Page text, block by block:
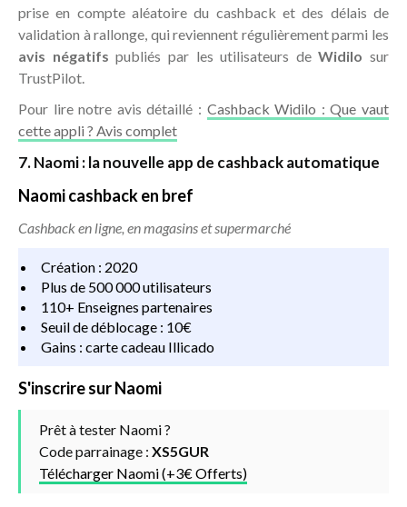
prise en compte aléatoire du cashback et des délais de
validation à rallonge, qui reviennent régulièrement parmi les
avis négatifs publiés par les utilisateurs deWidilo sur
TrustPilot.
Pour lire notre avis détaillé : Cashback Widilo : Que vaut
cette appli ? Avis complet
7. Naomi : la nouvelle app de cashback automatique
Naomi cashback en bref
Cashback en ligne, en magasins et supermarché
Création : 2020
Plus de 500 000 utilisateurs
110+ Enseignes partenaires
Seuil de déblocage : 10€
Gains : carte cadeau Illicado
S'inscrire sur Naomi
Prêt à tester Naomi ?
Code parrainage : XS5GUR
Télécharger Naomi (+3€ Offerts)